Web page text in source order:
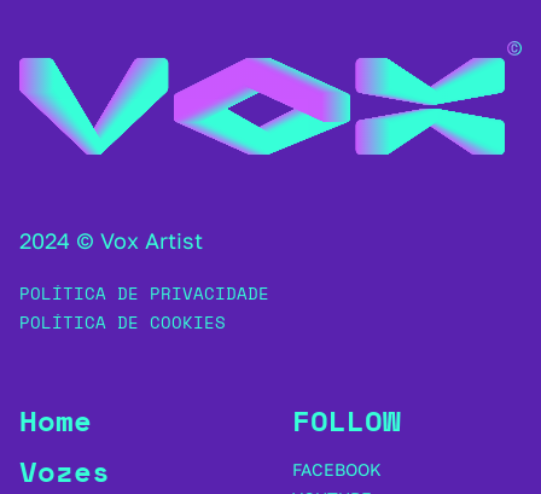
2024 © Vox Artist
POLÍTICA DE PRIVACIDADE
POLÍTICA DE COOKIES
Home
Vozes
FOLLOW
FACEBOOK